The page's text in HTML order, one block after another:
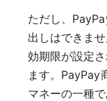
ただし、
出しはできま
効期限が設定
ます。PayPay
マネーの一種